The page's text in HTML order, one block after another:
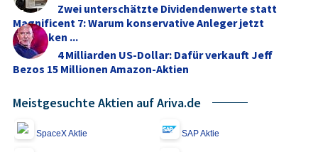
Zwei unterschätzte Dividendenwerte statt
Magnificent 7: Warum konservative Anleger jetzt
umdenken ...
4 Milliarden US-Dollar: Dafür verkauft Jeff
Bezos 15 Millionen Amazon-Aktien
Meistgesuchte Aktien auf Ariva.de
SpaceX Aktie SAP Aktie